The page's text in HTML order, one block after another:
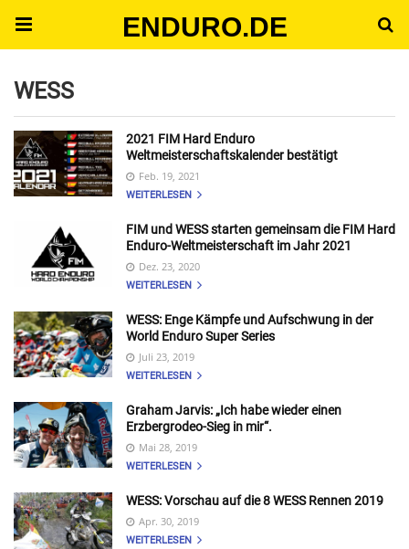
ENDURO.DE
WESS
2021 FIM Hard Enduro
Weltmeisterschaftskalender bestätigt
Feb. 19, 2021
WEITERLESEN
FIM und WESS starten gemeinsam die FIM Hard
Enduro-Weltmeisterschaft im Jahr 2021
Dez. 23, 2020
WEITERLESEN
WESS: Enge Kämpfe und Aufschwung in der
World Enduro Super Series
Juli 23, 2019
WEITERLESEN
Graham Jarvis: „Ich habe wieder einen
Erzbergrodeo-Sieg in mir“.
Mai 28, 2019
WEITERLESEN
WESS: Vorschau auf die 8 WESS Rennen 2019
Apr. 30, 2019
WEITERLESEN